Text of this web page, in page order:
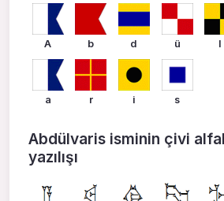
A b d ü l
a r i s
Abdülvaris isminin çivi
yazılışı